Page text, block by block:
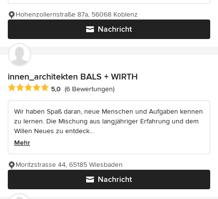
Nachricht
Hohenzollernstraße 87a, 56068 Koblenz
innen_architekten BALS + WIRTH
Durchschnittliche Bewertung: 5 von 5 Sternen
5,0 (6 Bewertungen)
Wir haben Spaß daran, neue Menschen und Aufgaben kennen
zu lernen. Die Mischung aus langjähriger Erfahrung und dem
Willen Neues zu entdeck...
Mehr
Nachricht
Moritzstrasse 44, 65185 Wiesbaden